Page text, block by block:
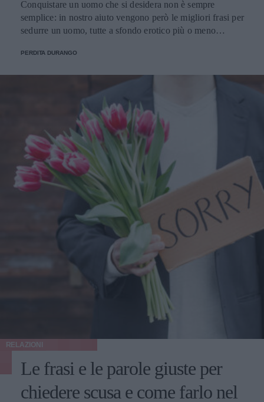
Conquistare un uomo che si desidera non è sempre
semplice: in nostro aiuto vengono però le migliori frasi per
sedurre un uomo, tutte a sfondo erotico più o meno
PERDITA DURANGO
RELAZIONI
Le frasi e le parole giuste per
chiedere scusa e come farlo nel